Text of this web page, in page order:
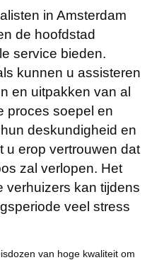
in Amsterdam
de hoofdstad
service bieden.
kunnen u assisteren
en uitpakken van al
proces soepel en
deskundigheid en
u erop vertrouwen dat
zal verlopen. Het
verhuizers kan tijdens
veel stress
van hoge kwaliteit om